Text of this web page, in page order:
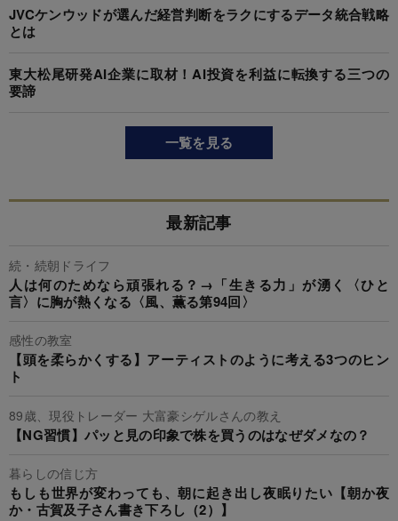
JVCケンウッドが選んだ経営判断をラクにするデータ統合戦略
とは
東大松尾研発AI企業に取材！AI投資を利益に転換する三つの
要諦
一覧を見る
最新記事
続・続朝ドライフ
人は何のためなら頑張れる？→「生きる力」が湧く〈ひと
言〉に胸が熱くなる〈風、薫る第94回〉
感性の教室
【頭を柔らかくする】アーティストのように考える3つのヒン
ト
89歳、現役トレーダー 大富豪シゲルさんの教え
【NG習慣】パッと見の印象で株を買うのはなぜダメなの？
暮らしの信じ方
もしも世界が変わっても、朝に起き出し夜眠りたい【朝か夜
か・古賀及子さん書き下ろし（2）】